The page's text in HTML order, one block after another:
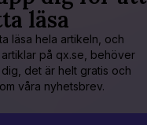
läsa
läsa hela artikeln, och
artiklar på qx.se, behöver
det är helt gratis och
våra nyhetsbrev.